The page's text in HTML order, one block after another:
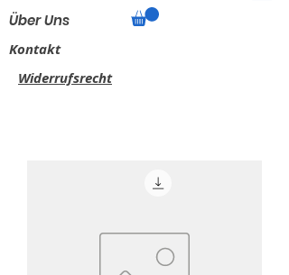
Über Uns
Kontakt
Widerrufsrecht